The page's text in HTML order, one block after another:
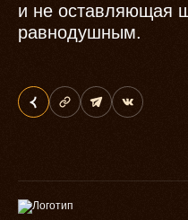
и не оставляющая
равнодушным.